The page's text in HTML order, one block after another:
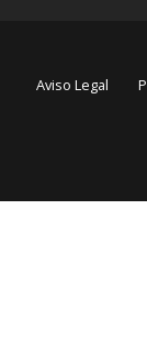
Aviso Legal